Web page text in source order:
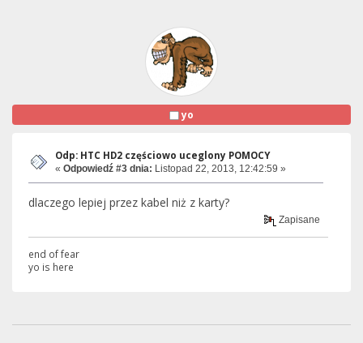
yo
Odp: HTC HD2 częściowo uceglony POMOCY
« Odpowiedź #3 dnia: Listopad 22, 2013, 12:42:59 »
dlaczego lepiej przez kabel niż z karty?
Zapisane
end of fear
yo is here